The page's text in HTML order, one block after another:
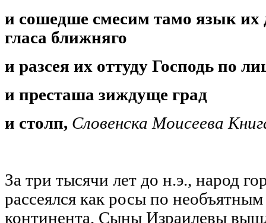
​и сошедше смесим тамо язык
гласа ближняго
​и разсея их оттуду Господь по
​и престаша зиждуще град
и столп, Словенска Моисеева
За три тысячи лет до н.э., народ
рассеялся как росы по
континента. Сыны Израилевы